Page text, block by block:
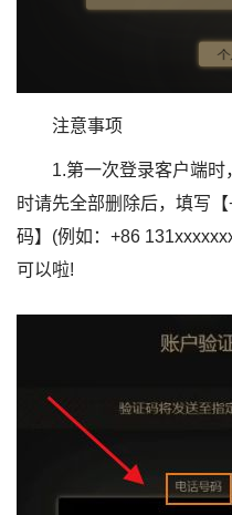
注意事项
1.第一次登录客户端
时请先全部删除后，填写
码】(例如：+86
可以啦!